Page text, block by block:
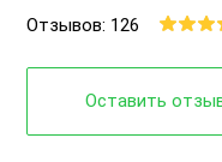
Отзывов: 126
Оставить